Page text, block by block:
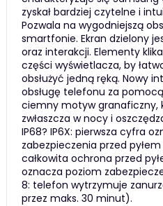
zyskał bardziej czytelne i
Pozwala na wygodniejszą
smartfonie. Ekran dzielony
oraz interakcji. Elementy
części wyświetlacza, by
obsłużyć jedną ręką. Nowy
obsługę telefonu za
ciemny motyw granaficzny,
zwłaszcza w nocy i
IP68? IP6X: pierwsza cyfra
zabezpieczenia przed
całkowita ochrona przed
oznacza poziom
8: telefon wytrzymuje
przez maks. 30 minut).